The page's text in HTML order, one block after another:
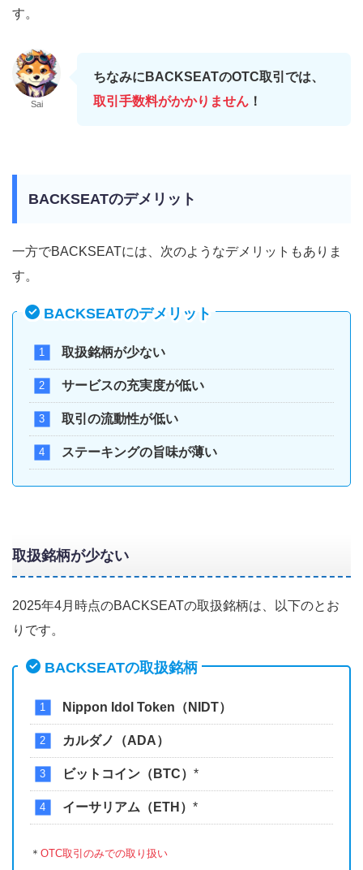
す。
Sai
ちなみにBACKSEATのOTC取引では、
取引手数料がかかりません ！
BACKSEATのデメリット
一方でBACKSEATには、次のようなデメリットもありま
す。
BACKSEATのデメリット
取扱銘柄が少ない
サービスの充実度が低い
取引の流動性が低い
ステーキングの旨味が薄い
取扱銘柄が少ない
2025年4月時点のBACKSEATの取扱銘柄は、以下のとお
りです。
BACKSEATの取扱銘柄
Nippon Idol Token（NIDT）
カルダノ（ADA）
ビットコイン（BTC） *
イーサリアム（ETH） *
＊ OTC取引のみでの取り扱い